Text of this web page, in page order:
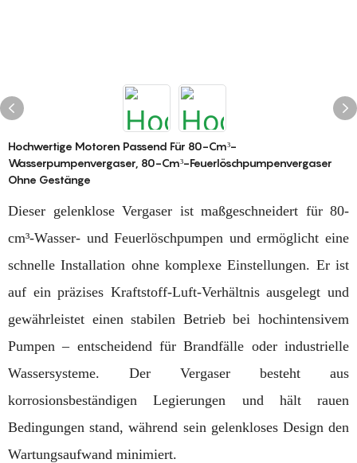
Hochwertige Motoren Passend Für 80-Cm³-
Wasserpumpenvergaser, 80-Cm³-Feuerlöschpumpenvergaser
Ohne Gestänge
Dieser gelenklose Vergaser ist maßgeschneidert für 80-
cm³-Wasser- und Feuerlöschpumpen und ermöglicht eine
schnelle Installation ohne komplexe Einstellungen. Er ist
auf ein präzises Kraftstoff-Luft-Verhältnis ausgelegt und
gewährleistet einen stabilen Betrieb bei hochintensivem
Pumpen – entscheidend für Brandfälle oder industrielle
Wassersysteme. Der Vergaser besteht aus
korrosionsbeständigen Legierungen und hält rauen
Bedingungen stand, während sein gelenkloses Design den
Wartungsaufwand minimiert.